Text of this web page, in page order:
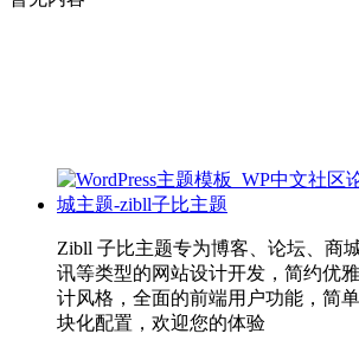
Zibll 子比主题专为博客、论坛、商
讯等类型的网站设计开发，简约优
计风格，全面的前端用户功能，简
块化配置，欢迎您的体验